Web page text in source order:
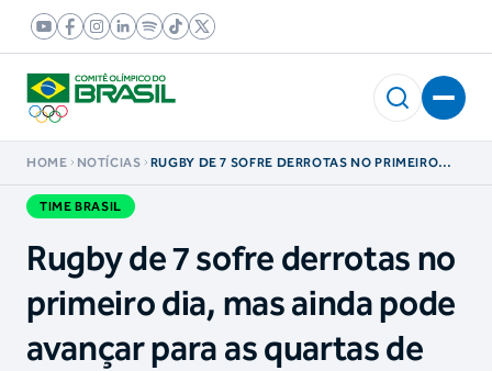
HOME NOTÍCIAS
RUGBY DE 7 SOFRE DERROTAS NO PRIMEIRO
TIME BRASIL
Rugby de 7 sofre derrotas no
primeiro dia, mas ainda pode
avançar para as quartas de